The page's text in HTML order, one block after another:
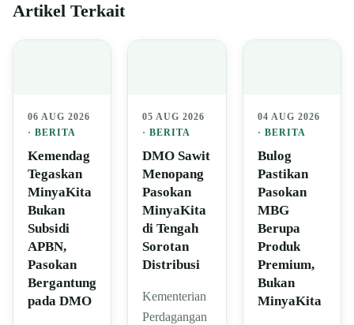
Artikel Terkait
06 AUG 2026
· BERITA
Kemendag
Tegaskan
MinyaKita
Bukan
Subsidi
APBN,
Pasokan
Bergantung
pada DMO
05 AUG 2026
·BERITA
DMO Sawit
Menopang
Pasokan
MinyaKita
di Tengah
Sorotan
Distribusi
Kementerian
Perdagangan
04 AUG 2026
· BERITA
Bulog
Pastikan
Pasokan
MBG
Berupa
Produk
Premium,
Bukan
MinyaKita